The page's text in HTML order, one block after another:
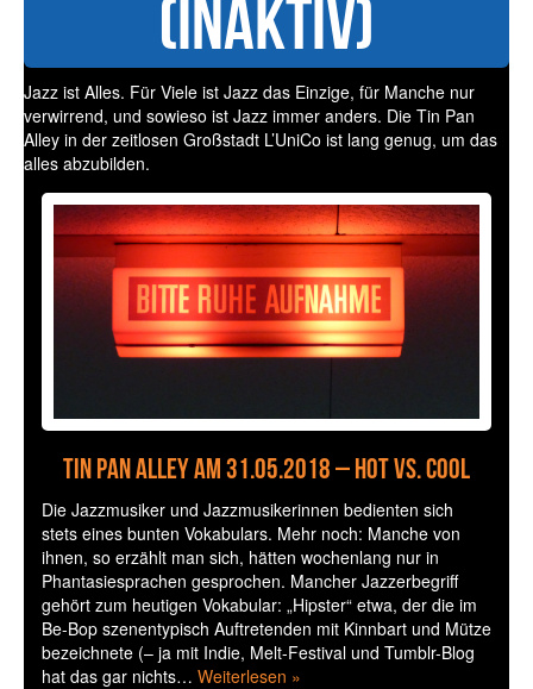
(Inaktiv)
Jazz ist Alles. Für Viele ist Jazz das Einzige, für Manche nur
verwirrend, und sowieso ist Jazz immer anders. Die Tin Pan
Alley in der zeitlosen Großstadt L’UniCo ist lang genug, um das
alles abzubilden.
Tin Pan Alley am 31.05.2018 – Hot vs. Cool
Die Jazzmusiker und Jazzmusikerinnen bedienten sich
stets eines bunten Vokabulars. Mehr noch: Manche von
ihnen, so erzählt man sich, hätten wochenlang nur in
Phantasiesprachen gesprochen. Mancher Jazzerbegriff
gehört zum heutigen Vokabular: „Hipster“ etwa, der die im
Be-Bop szenentypisch Auftretenden mit Kinnbart und Mütze
bezeichnete (– ja mit Indie, Melt-Festival und Tumblr-Blog
hat das gar nichts… Weiterlesen »